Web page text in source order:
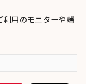
利用のモニターや端